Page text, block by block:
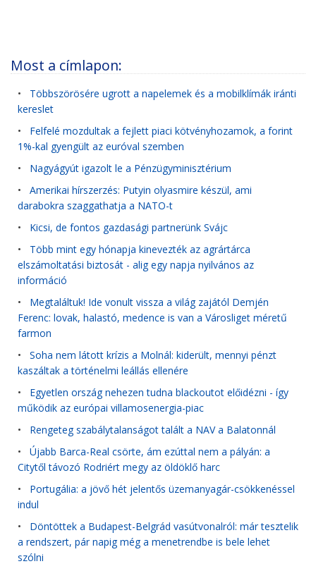
Most a címlapon:
• Többszörösére ugrott a napelemek és a mobilklímák iránti
kereslet
• Felfelé mozdultak a fejlett piaci kötvényhozamok, a forint
1%-kal gyengült az euróval szemben
• Nagyágyút igazolt le a Pénzügyminisztérium
• Amerikai hírszerzés: Putyin olyasmire készül, ami
darabokra szaggathatja a NATO-t
• Kicsi, de fontos gazdasági partnerünk Svájc
• Több mint egy hónapja kinevezték az agrártárca
elszámoltatási biztosát - alig egy napja nyilvános az
információ
• Megtaláltuk! Ide vonult vissza a világ zajától Demjén
Ferenc: lovak, halastó, medence is van a Városliget méretű
farmon
• Soha nem látott krízis a Molnál: kiderült, mennyi pénzt
kaszáltak a történelmi leállás ellenére
• Egyetlen ország nehezen tudna blackoutot előidézni - így
működik az európai villamosenergia-piac
• Rengeteg szabálytalanságot talált a NAV a Balatonnál
• Újabb Barca-Real csörte, ám ezúttal nem a pályán: a
Citytől távozó Rodriért megy az öldöklő harc
• Portugália: a jövő hét jelentős üzemanyagár-csökkenéssel
indul
• Döntöttek a Budapest-Belgrád vasútvonalról: már tesztelik
a rendszert, pár napig még a menetrendbe is bele lehet
szólni